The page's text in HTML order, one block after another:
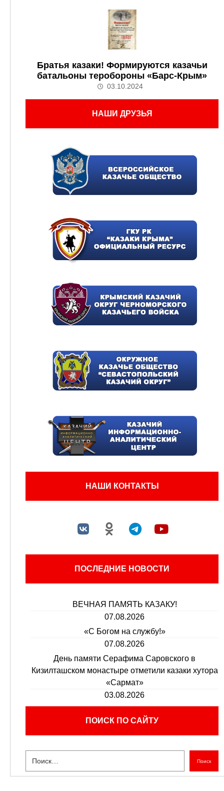
Братья казаки! Формируются казачьи
батальоны теробороны «Барс-Крым»
03.10.2024
НАШИ ДРУЗЬЯ
НАШИ КОНТАКТЫ
ПОСЛЕДНИЕ НОВОСТИ
ВЕЧНАЯ ПАМЯТЬ КАЗАКУ!
07.08.2026
«С Богом на службу!»
07.08.2026
День памяти Серафима Саровского в
Кизилташском монастыре отметили казаки хутора
«Сармат»
03.08.2026
ПОИСК ПО САЙТУ
Поиск